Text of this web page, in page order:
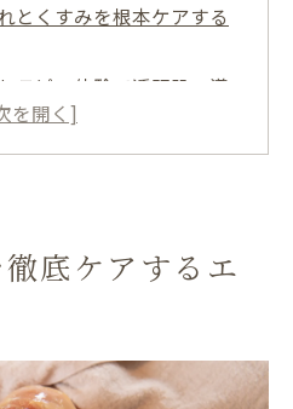
とくすみを根本ケアする
ラピー体験で透明肌へ導
するワントーン明るい素
エステの効果と体感ポイ
を解決する方法
底ケアするエ